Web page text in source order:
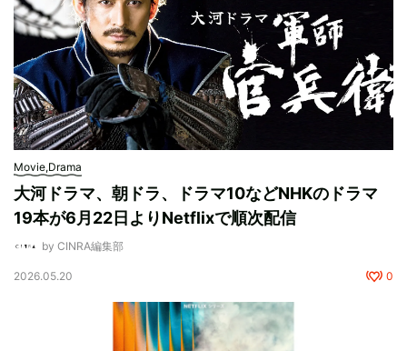
Movie,Drama
大河ドラマ、朝ドラ、ドラマ10などNHKのドラマ
19本が6月22日よりNetflixで順次配信
by CINRA編集部
2026.05.20 0